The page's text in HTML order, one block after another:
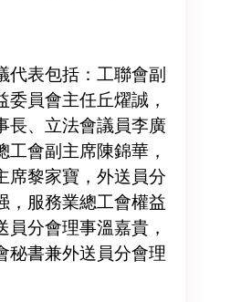
代表包括：工聯會副
委員會主任丘燿誠，
長、立法會議員李廣
工會副主席陳錦華，
席黎家寶，外送員分
，服務業總工會權益
員分會理事溫嘉貴，
秘書兼外送員分會理